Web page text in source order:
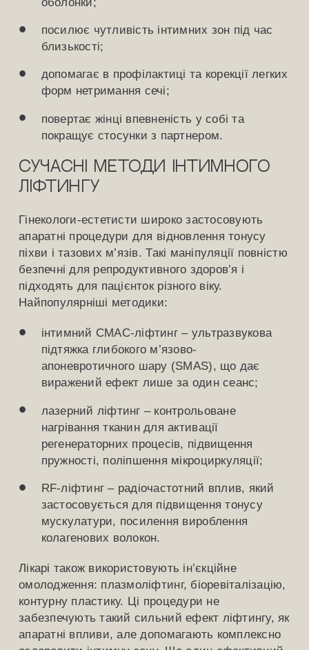
посилює чутливість інтимних зон під час
близькості;
допомагає в профілактиці та корекції легких
форм нетримання сечі;
повертає жінці впевненість у собі та
покращує стосунки з партнером.
Сучасні методи інтимного
ліфтингу
Гінекологи-естетисти широко застосовують
апаратні процедури для відновлення тонусу
піхви і тазових м’язів. Такі маніпуляції повністю
безпечні для репродуктивного здоров’я і
підходять для пацієнток різного віку.
Найпопулярніші методики:
інтимний СМАС-ліфтинг – ультразвукова
підтяжка глибокого м’язово-
апоневротичного шару (SMAS), що дає
виражений ефект лише за один сеанс;
лазерний ліфтинг – контрольоване
нагрівання тканин для активації
регенераторних процесів, підвищення
пружності, поліпшення мікроциркуляції;
RF-ліфтинг – радіочастотний вплив, який
застосовується для підвищення тонусу
мускулатури, посилення вироблення
колагенових волокон.
Лікарі також використовують ін’єкційне
омолодження: плазмоліфтинг, біоревіталізацію,
контурну пластику. Ці процедури не
забезпечують такий сильний ефект ліфтингу, як
апаратні впливи, але допомагають комплексно